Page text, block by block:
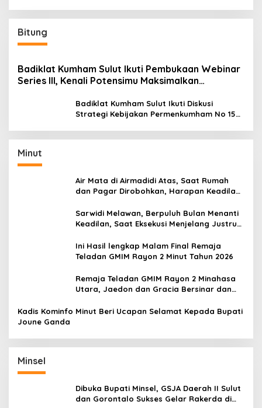
Bitung
Badiklat Kumham Sulut Ikuti Pembukaan Webinar
Series III, Kenali Potensimu Maksimalkan
Badiklat Kumham Sulut Ikuti Diskusi
Strategi Kebijakan Permenkumham No 15
Minut
Air Mata di Airmadidi Atas, Saat Rumah
dan Pagar Dirobohkan, Harapan Keadilan
Sarwidi Melawan, Berpuluh Bulan Menanti
Keadilan, Saat Eksekusi Menjelang Justru
Ini Hasil lengkap Malam Final Remaja
Teladan GMIM Rayon 2 Minut Tahun 2026
Remaja Teladan GMIM Rayon 2 Minahasa
Utara, Jaedon dan Gracia Bersinar dan
Kadis Kominfo Minut Beri Ucapan Selamat Kepada Bupati
Joune Ganda
Minsel
Dibuka Bupati Minsel, GSJA Daerah II Sulut
dan Gorontalo Sukses Gelar Rakerda di